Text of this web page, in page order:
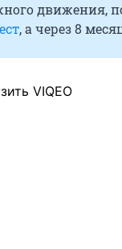
движения,
, а через 8
VIQEO